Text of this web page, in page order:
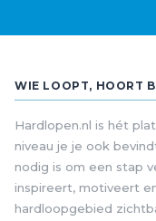
WIE LOOPT, HOORT
Hardlopen.nl is hét
niveau je je ook
nodig is om een stap
inspireert, motiveert
hardloopgebied